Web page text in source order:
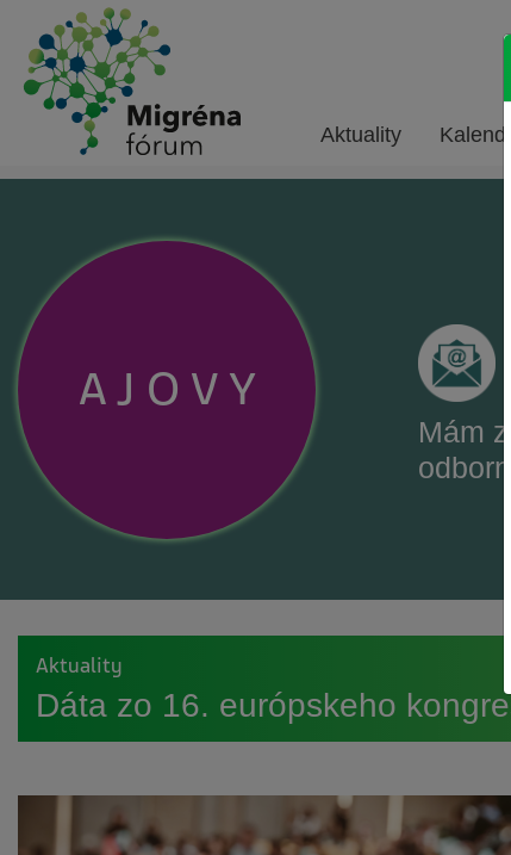
Aktuality
AJ O V Y
Mám
Aktuality
Dáta zo 16. európskeho